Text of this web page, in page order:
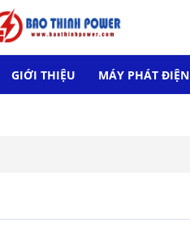
GIỚI THIỆU MÁY PHÁT ĐIỆN